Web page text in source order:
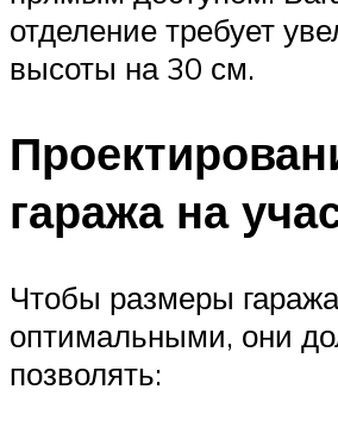
отделение требует
высоты на 30 см.
гаража на
Чтобы размеры
оптимальными, они
позволять: